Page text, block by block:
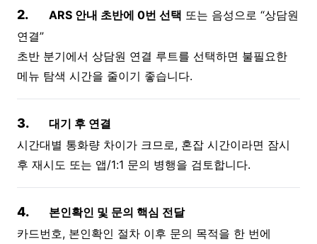
2. ARS 안내 초반에 0번 선택 또는 음성으로 “상담원
연결”
초반 분기에서 상담원 연결 루트를 선택하면 불필요한
메뉴 탐색 시간을 줄이기 좋습니다.
3.
대기 후 연결
시간대별 통화량 차이가 크므로, 혼잡 시간이라면 잠시
후 재시도 또는 앱/1:1 문의 병행을 검토합니다.
4.
본인확인 및 문의 핵심 전달
카드번호, 본인확인 절차 이후 문의 목적을 한 번에